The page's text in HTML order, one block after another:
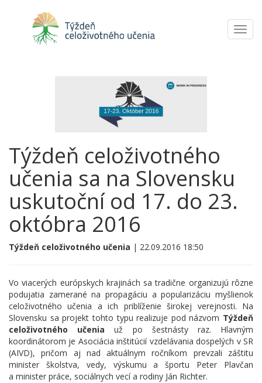
Týždeň celoživotného
učenia sa na Slovensku
uskutoční od 17. do 23.
októbra 2016
Týždeň celoživotného učenia | 22.09.2016 18:50
Vo viacerých európskych krajinách sa tradične organizujú rôzne
podujatia zamerané na propagáciu a popularizáciu myšlienok
celoživotného učenia a ich priblíženie širokej verejnosti. Na
Slovensku sa projekt tohto typu realizuje pod názvom Týždeň
celoživotného učenia už po šestnásty raz. Hlavným
koordinátorom je Asociácia inštitúcií vzdelávania dospelých v SR
(AIVD), pričom aj nad aktuálnym ročníkom prevzali záštitu
minister školstva, vedy, výskumu a športu Peter Plavčan
a minister práce, sociálnych vecí a rodiny Ján Richter.